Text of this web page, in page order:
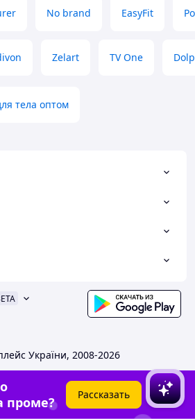
No brand EasyFit
Zelart TV One
тела оптом
України, 2008-2026
проме?
Рассказать